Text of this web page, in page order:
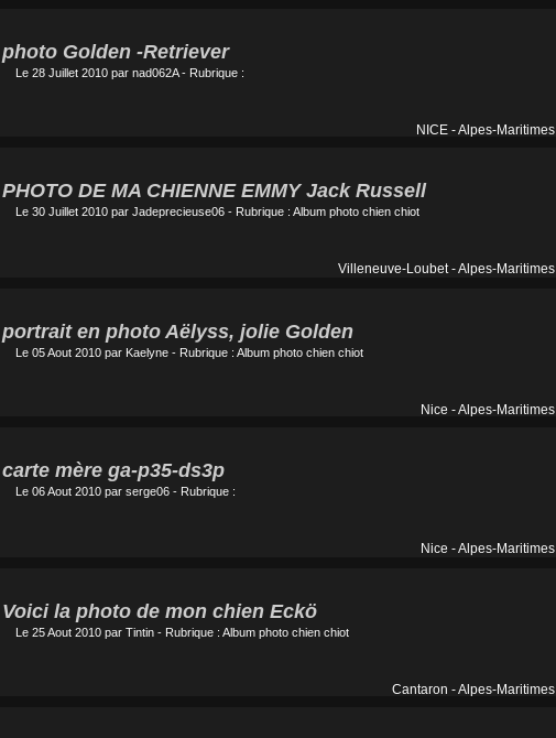
photo Golden -Retriever
Le 28 Juillet 2010 par nad062A- Rubrique :
NICE - Alpes-Maritimes
PHOTO DE MA CHIENNE EMMY Jack Russell
Le 30 Juillet 2010 par Jadeprecieuse06 - Rubrique : Album photo chien chiot
Villeneuve-Loubet - Alpes-Maritimes
portrait en photo Aëlyss, jolie Golden
Le 05 Aout 2010 par Kaelyne - Rubrique : Album photo chien chiot
Nice - Alpes-Maritimes
carte mère ga-p35-ds3p
Le 06 Aout 2010 par serge06 - Rubrique :
Nice - Alpes-Maritimes
Voici la photo de mon chien Eckö
Le 25 Aout 2010 par Tintin - Rubrique : Album photo chien chiot
Cantaron - Alpes-Maritimes